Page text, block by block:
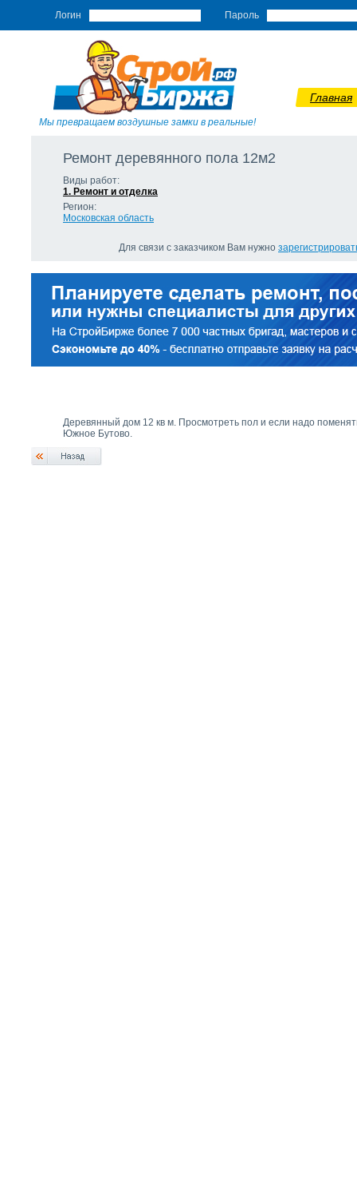
Логин Пароль
Мы превращаем воздушные замки в реальные!
Главная
Ремонт деревянного пола 12м2
Виды работ:
1. Ремонт и отделка
Регион:
Московская область
Для связи с заказчиком Вам нужно
Деревянный дом 12 кв м. Просмотреть пол и если надо
Южное Бутово.